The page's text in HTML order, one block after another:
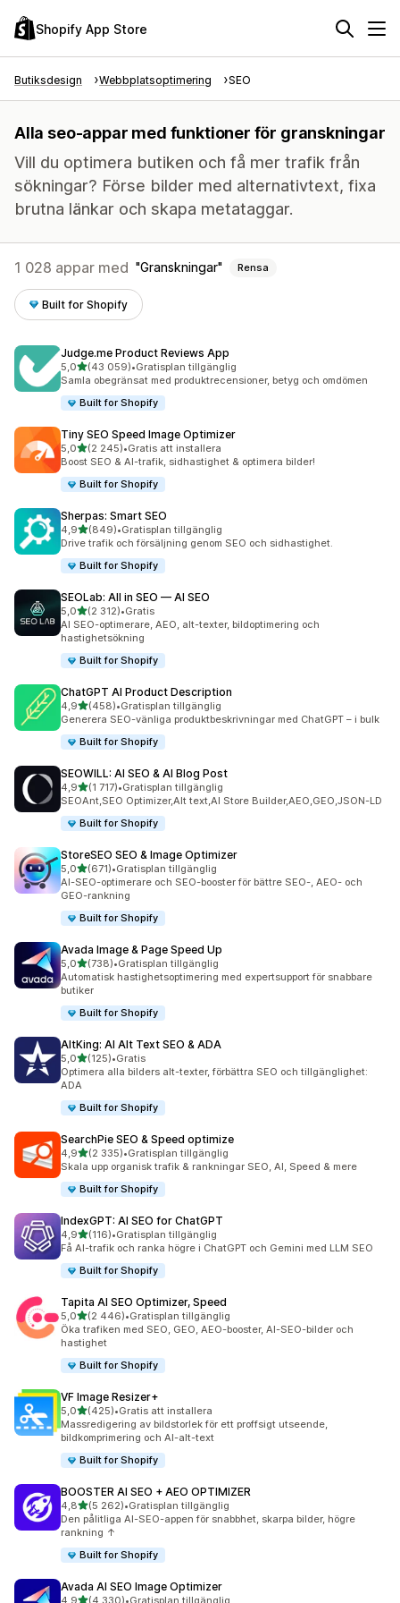
Shopify App Store
Butiksdesign Webbplatsoptimering SEO
Alla seo-appar med funktioner för granskningar
Vill du optimera butiken och få mer trafik från
sökningar? Förse bilder med alternativtext, fixa
brutna länkar och skapa metataggar.
1 028 appar med Granskningar Rensa
Built for Shopify
Judge.me Product Reviews App
5,0av 5 stjärnor
(43 059)
43059 recensioner totalt
•Gratisplan tillgänglig
Samla obegränsat med produktrecensioner, betyg och omdömen
Built for Shopify
Tiny SEO Speed Image Optimizer
5,0av 5 stjärnor
(2 245)
2245 recensioner totalt
•Gratis att installera
Boost SEO & AI-trafik, sidhastighet & optimera bilder!
Built for Shopify
Sherpas: Smart SEO
4,9av 5 stjärnor
(849)
849 recensioner totalt
•Gratisplan tillgänglig
Drive trafik och försäljning genom SEO och sidhastighet.
Built for Shopify
SEOLab: All in SEO — AI SEO
5,0av 5 stjärnor
(2 312)
2312 recensioner totalt
•Gratis
AI SEO-optimerare, AEO, alt-texter, bildoptimering och
hastighetsökning
Built for Shopify
ChatGPT AI Product Description
4,9av 5 stjärnor
(458)
458 recensioner totalt
•Gratisplan tillgänglig
Generera SEO-vänliga produktbeskrivningar med ChatGPT – i bulk
Built for Shopify
SEOWILL: AI SEO & AI Blog Post
4,9av 5 stjärnor
(1 717)
1717 recensioner totalt
•Gratisplan tillgänglig
SEOAnt,SEO Optimizer,Alt text,AI Store Builder,AEO,GEO,JSON-LD
Built for Shopify
StoreSEO SEO & Image Optimizer
5,0av 5 stjärnor
(671)
671 recensioner totalt
•Gratisplan tillgänglig
AI-SEO-optimerare och SEO-booster för bättre SEO-, AEO- och
GEO-rankning
Built for Shopify
Avada Image & Page Speed Up
5,0av 5 stjärnor
(738)
738 recensioner totalt
•Gratisplan tillgänglig
Automatisk hastighetsoptimering med expertsupport för snabbare
butiker
Built for Shopify
AltKing: AI Alt Text SEO & ADA
5,0av 5 stjärnor
(125)
125 recensioner totalt
•Gratis
Optimera alla bilders alt-texter, förbättra SEO och tillgänglighet:
ADA
Built for Shopify
SearchPie SEO & Speed optimize
4,9av 5 stjärnor
(2 335)
2335 recensioner totalt
•Gratisplan tillgänglig
Skala upp organisk trafik & rankningar SEO, AI, Speed & mere
Built for Shopify
IndexGPT: AI SEO for ChatGPT
4,9av 5 stjärnor
(116)
116 recensioner totalt
•Gratisplan tillgänglig
Få AI-trafik och ranka högre i ChatGPT och Gemini med LLM SEO
Built for Shopify
Tapita AI SEO Optimizer, Speed
5,0av 5 stjärnor
(2 446)
2446 recensioner totalt
•Gratisplan tillgänglig
Öka trafiken med SEO, GEO, AEO-booster, AI-SEO-bilder och
hastighet
Built for Shopify
VF Image Resizer+
5,0av 5 stjärnor
(425)
425 recensioner totalt
•Gratis att installera
Massredigering av bildstorlek för ett proffsigt utseende,
bildkomprimering och AI-alt-text
Built for Shopify
BOOSTER AI SEO + AEO OPTIMIZER
4,8av 5 stjärnor
(5 262)
5262 recensioner totalt
•Gratisplan tillgänglig
Den pålitliga AI-SEO-appen för snabbhet, skarpa bilder, högre
rankning ↑
Built for Shopify
Avada AI SEO Image Optimizer
4,9av 5 stjärnor
(4 330)•Gratisplan tillgänglig